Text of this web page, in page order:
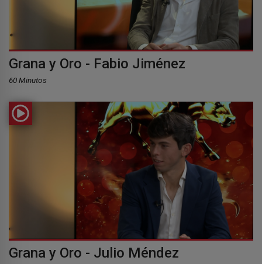
Grana y Oro - Fabio Jiménez
60 Minutos
Grana y Oro - Julio Méndez